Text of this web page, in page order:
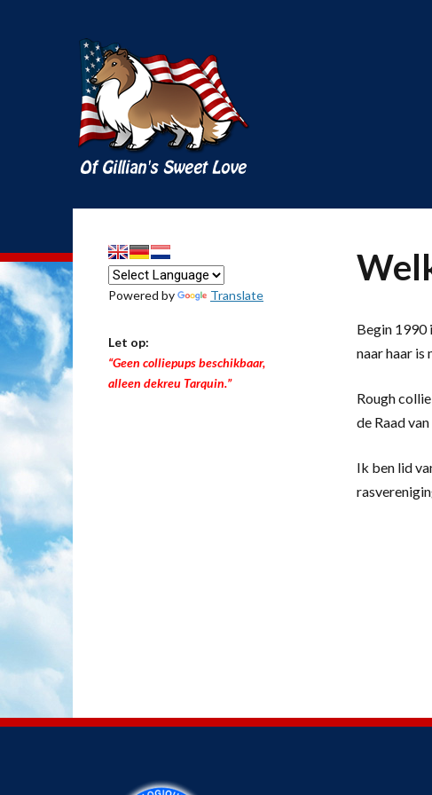
Begin 1990
naar haar is
Rough
de Raad
Ik ben lid
Powered by Translate
Let op:
“Geen colliepups beschikbaar,
alleen dekreu Tarquin.”